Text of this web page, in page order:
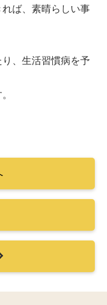
ば、素晴らしい事
、生活習慣病を予